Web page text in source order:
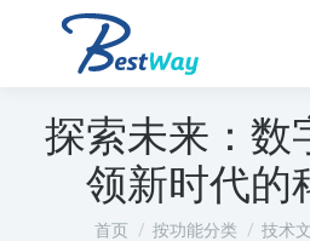
探索未来：数
领新时代的
您在这里：
首页 按功能分类 技术